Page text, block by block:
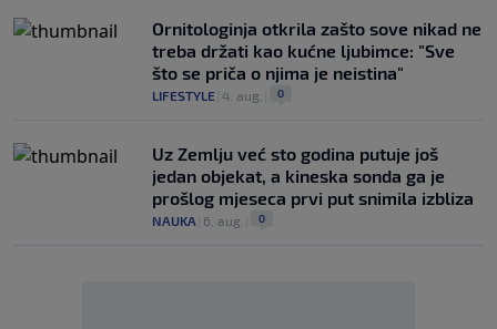
Ornitologinja otkrila zašto sove nikad ne
treba držati kao kućne ljubimce: "Sve
što se priča o njima je neistina"
LIFESTYLE 4. aug. 0
Uz Zemlju već sto godina putuje još
jedan objekat, a kineska sonda ga je
prošlog mjeseca prvi put snimila izbliza
NAUKA 6. aug. 0